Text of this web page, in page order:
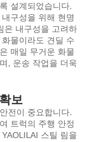
설계되었습니다.
구성을 위해 현명
은 내구성을 고려하
물이라도 견딜 수
매일 무거운 화물
, 운송 작업을 더욱
보
전이 중요합니다.
트럭의 주행 안정
스틸 림을